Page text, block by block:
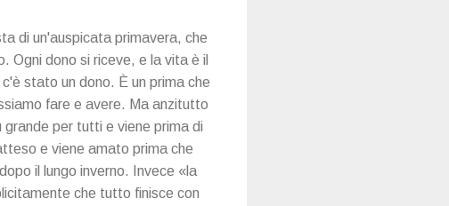
di un'auspicata primavera, che
Ogni dono si riceve, e la vita è il
stato un dono. È un prima che
fare e avere. Ma anzitutto
per tutti e viene prima di
e viene amato prima che
il lungo inverno. Invece «la
che tutto finisce con